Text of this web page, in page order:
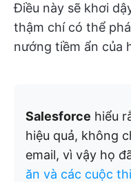
Điều này sẽ khơi
thậm chí có thể
nướng tiềm ẩn của
Salesforce hiểu
hiệu quả, không
email, vì vậy họ
ăn và các cuộc